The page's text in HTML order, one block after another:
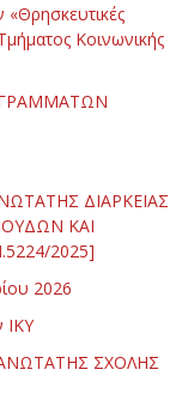
Κοινωνικής
ΔΙΑΡΚΕΙΑΣ
ΚΑΙ
2025]
2026
ΙΚΥ
ΣΧΟΛΗΣ